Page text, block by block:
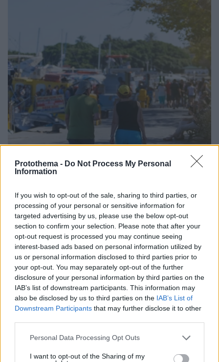
Protothema - Do Not Process My Personal
Information
If you wish to opt-out of the sale, sharing to third parties, or
processing of your personal or sensitive information for
targeted advertising by us, please use the below opt-out
section to confirm your selection. Please note that after your
opt-out request is processed you may continue seeing
interest-based ads based on personal information utilized by
us or personal information disclosed to third parties prior to
your opt-out. You may separately opt-out of the further
disclosure of your personal information by third parties on the
IAB’s list of downstream participants. This information may
also be disclosed by us to third parties on the IAB’s List of
Downstream Participants that may further disclose it to other
Please note that this website/app uses one or more Google
not limited to your visit or usage behaviour. You may click to
Personal Data Processing Opt Outs
I want to opt-out of the Sharing of my
Forbes: Οι καλύτεροι προορισμοί στον κόσμο για
να ζήσεις μετά την σύνταξη, ανάμεσά τους και
τέσσερις πόλεις της Ελλάδας
10.08.2026, 11:37